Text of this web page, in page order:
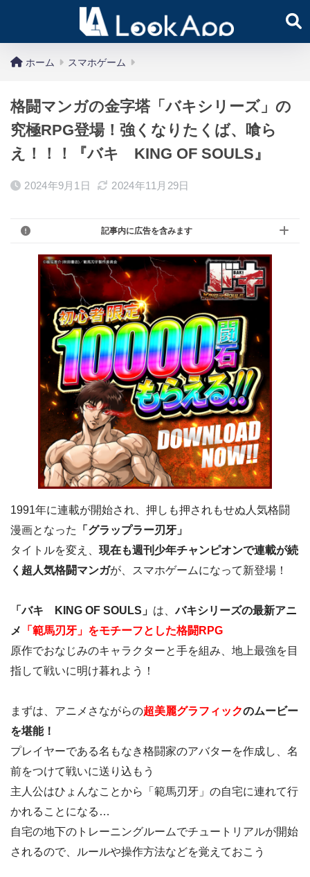
ホーム スマホゲーム
格闘マンガの金字塔「バキシリーズ」の
究極RPG登場！強くなりたくば、喰ら
え！！！『バキ KING OF SOULS』
2024年9月1日 2024年11月29日
記事内に広告を含みます
1991年に連載が開始され、押しも押されもせぬ人気格闘
漫画となった
「グラップラー刃牙」
タイトルを変え、 現在も週刊少年チャンピオンで連載が続
く超人気格闘マンガが、スマホゲームになって新登場！
「バキ KING OF SOULS」 は、バキシリーズの最新アニ
メ
「範馬刃牙」をモチーフとした格闘RPG
原作でおなじみのキャラクターと手を組み、地上最強を目
指して戦いに明け暮れよう！
まずは、アニメさながらの超美麗グラフィックのムービー
を堪能！
プレイヤーである名もなき格闘家のアバターを作成し、名
前をつけて戦いに送り込もう
主人公はひょんなことから「範馬刃牙」の自宅に連れて行
かれることになる…
自宅の地下のトレーニングルームでチュートリアルが開始
されるので、ルールや操作方法などを覚えておこう